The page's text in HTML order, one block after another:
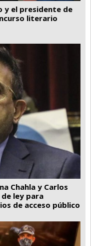
y el presidente de
literario
Chahla y Carlos
ley para
de acceso público